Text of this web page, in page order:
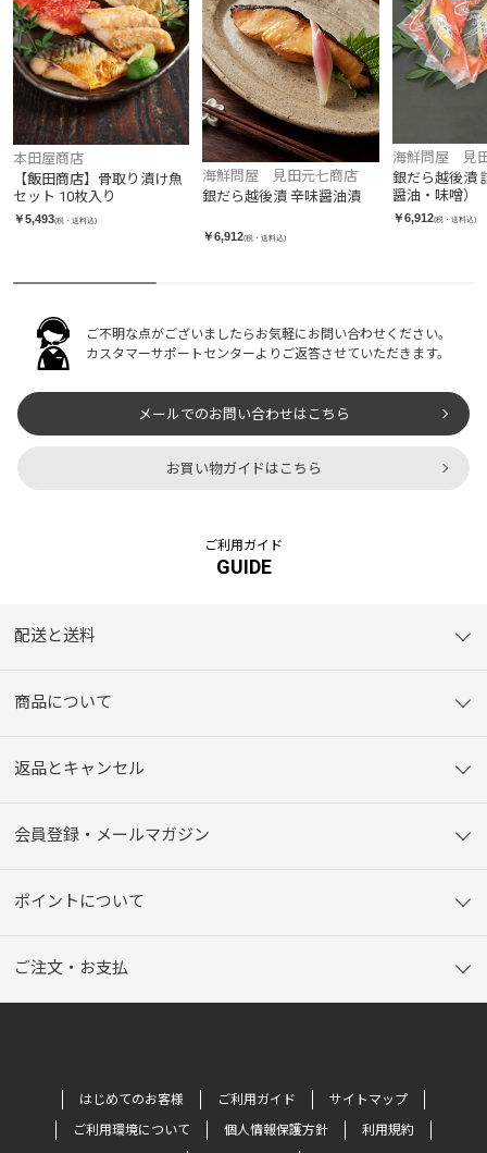
本田屋商店
【飯田商店】骨取り漬け魚
セット 10枚入り
￥5,493(税・送料込)
海鮮問屋 見田元七商店
銀だら越後漬 辛味醤油漬
￥6,912(税・送料込)
海鮮問屋 見
銀だら越後漬
醤油・味噌）
￥6,912(税・送料込)
ご不明な点がございましたらお気軽にお問い合わせください。
カスタマーサポートセンターよりご返答させていただきます。
メールでのお問い合わせはこちら
お買い物ガイドはこちら
ご利用ガイド
GUIDE
配送と送料
商品について
返品とキャンセル
会員登録・メールマガジン
ポイントについて
ご注文・お支払
はじめてのお客様 ご利用ガイド
サイトマップ
ご利用環境について
個人情報保護方針 利用規約